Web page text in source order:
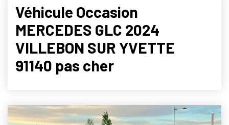
Véhicule Occasion
MERCEDES GLC 2024
VILLEBON SUR YVETTE
91140 pas cher